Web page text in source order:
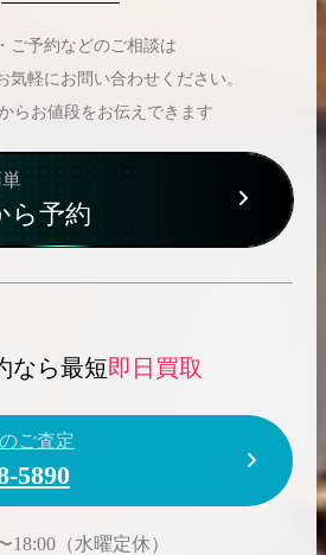
ご予約などのご相談は
気軽にお問い合わせください。
らお値段をお伝えできます
ら予約
なら最短即日買取
ご査定
5890
18:00（水曜定休）